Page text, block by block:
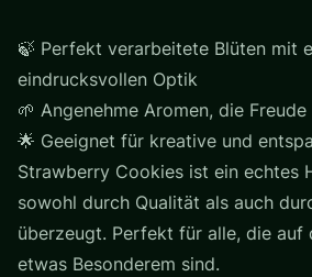
🍃 Perfekt verarbeitete Blüten mit
eindrucksvollen Optik
🌱 Angenehme Aromen, die
🌟 Geeignet für kreative und
Strawberry Cookies ist ein echtes
sowohl durch Qualität als auch
überzeugt. Perfekt für alle, die auf
etwas Besonderem sind.